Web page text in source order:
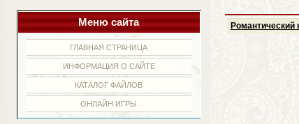
Меню сайта
ГЛАВНАЯ СТРАНИЦА
ИНФОРМАЦИЯ О САЙТЕ
КАТАЛОГ ФАЙЛОВ
ОНЛАЙН ИГРЫ